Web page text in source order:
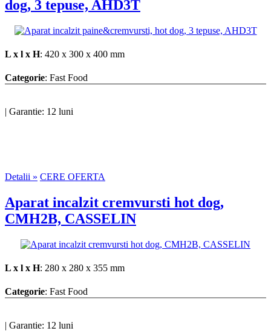
dog, 3 tepuse, AHD3T
L x l x H: 420 x 300 x 400 mm
Categorie: Fast Food
| Garantie: 12 luni
Detalii » CERE OFERTA
Aparat incalzit cremvursti hot dog,
CMH2B, CASSELIN
L x l x H: 280 x 280 x 355 mm
Categorie: Fast Food
| Garantie: 12 luni